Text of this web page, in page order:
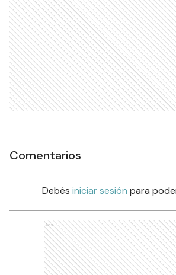
Debés iniciar sesiónpara
Ads